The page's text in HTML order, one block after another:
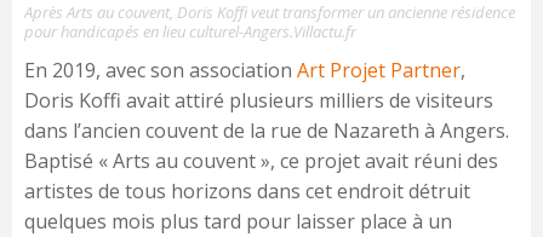
Après Arts au couvent, Doris Koffi veut transformer un ancienne résidence
pour handicapés en lieu culturel-Angers.Villactu.fr
En 2019, avec son association Art Projet Partner,
Doris Koffi avait attiré plusieurs milliers de visiteurs
dans l’ancien couvent de la rue de Nazareth à Angers.
Baptisé « Arts au couvent », ce projet avait réuni des
artistes de tous horizons dans cet endroit détruit
quelques mois plus tard pour laisser place à un